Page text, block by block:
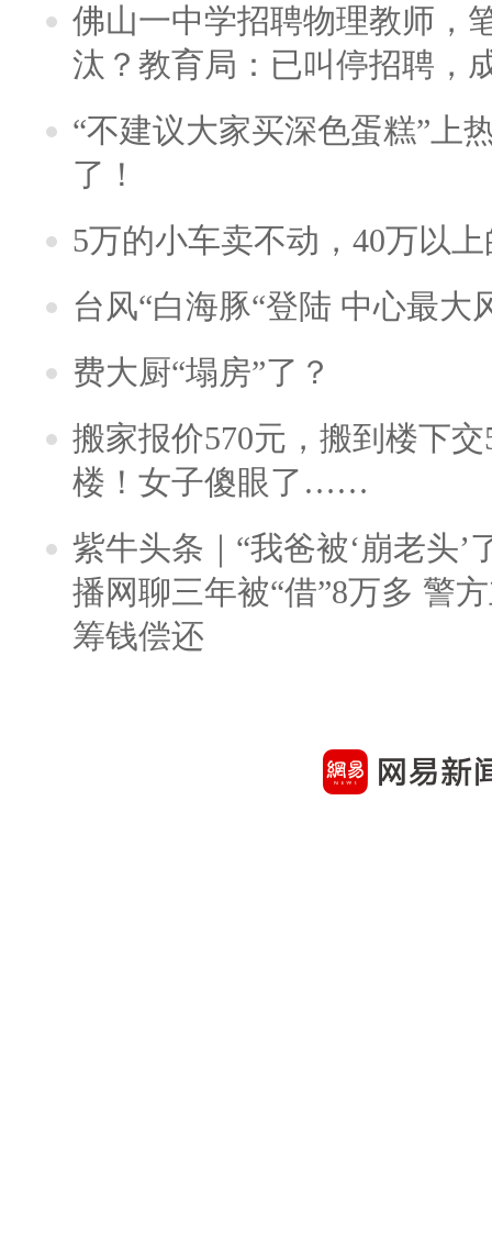
佛山一中学招聘物理教师，
汰？教育局：已叫停招聘，
“不建议大家买深色蛋糕”上
了！
5万的小车卖不动，40万以
台风“白海豚“登陆 中心最大
费大厨“塌房”了？
搬家报价570元，搬到楼下
楼！女子傻眼了……
紫牛头条｜“我爸被‘崩老头’
播网聊三年被“借”8万多 警
筹钱偿还